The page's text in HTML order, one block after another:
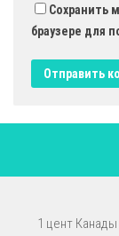
Сохранить
браузере для
1 цент